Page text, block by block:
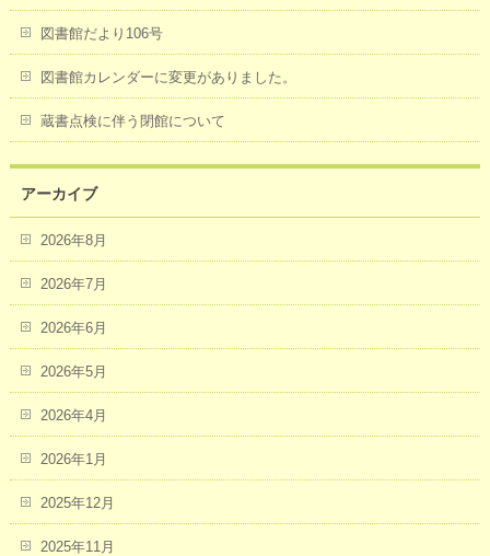
図書館だより106号
図書館カレンダーに変更がありました。
蔵書点検に伴う閉館について
アーカイブ
2026年8月
2026年7月
2026年6月
2026年5月
2026年4月
2026年1月
2025年12月
2025年11月